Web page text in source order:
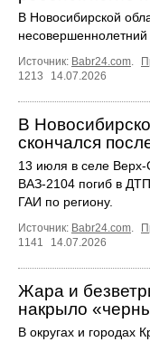
В Новосибирской
Источник: Babr24.com.
1213
14.07.2026
В
скончался
13 июля в селе Верх-
ВАЗ-2104 погиб в
ГАИ по региону.
Источник: Babr24.com.
1141
14.07.2026
Жара и
накрыло
В округах и городах